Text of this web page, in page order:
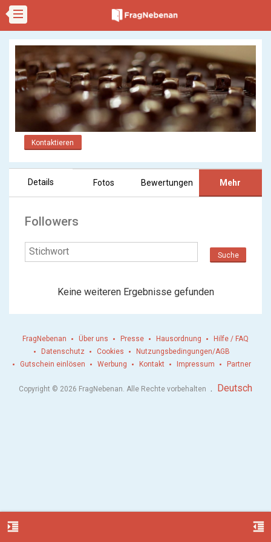
Kontaktieren
Details Fotos Bewertungen Mehr
Followers
Suche
Keine weiteren Ergebnisse gefunden
format_indent_increase format_indent_decrease
FragNebenan Über uns Presse Hausordnung
Hilfe / FAQ
Datenschutz
Cookies
Nutzungsbedingungen/AGB
Gutschein einlösen
Werbung Kontakt Impressum Partner
Copyright © 2026 FragNebenan. Alle Rechte vorbehalten . Deutsch